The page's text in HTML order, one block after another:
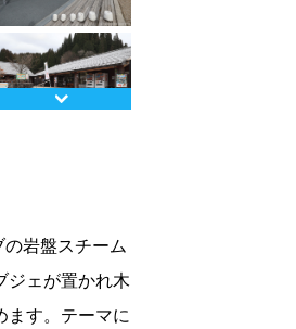
岩盤スチーム
ジェが置かれ木
ます。テーマに